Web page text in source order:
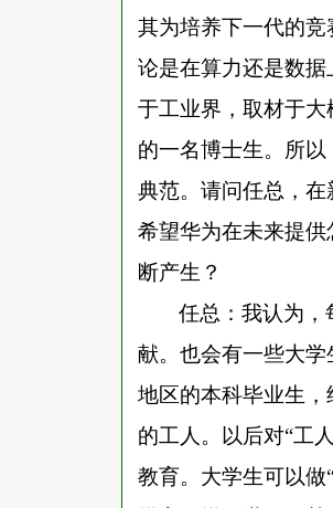
其为培养下一代的
论是在算力还是数
于工业界，取材于
的一名博士生。所
典范。请问任总，
希望华为在未来提
断产生？
任总：我认为，
献。也会有一些大
地区的本科毕业生
的工人。以后对“工
教育。大学生可以